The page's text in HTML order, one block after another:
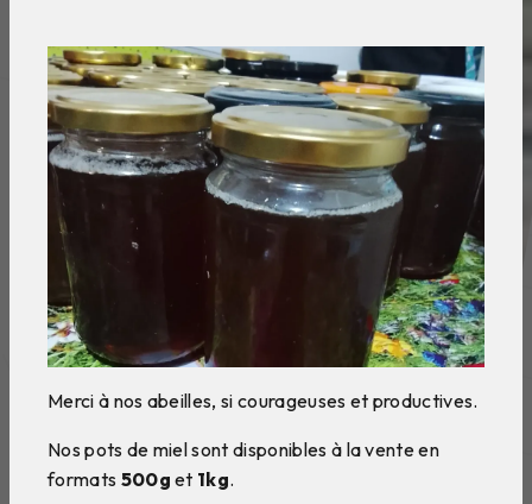
Merci à nos abeilles, si courageuses et productives.
Nos pots de miel sont disponibles à la vente en
formats 500g et 1kg.